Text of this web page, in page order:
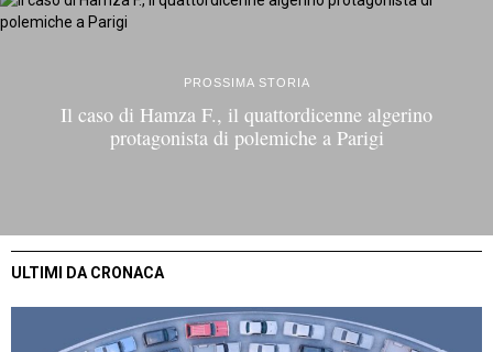
PROSSIMA STORIA
Il caso di Hamza F., il quattordicenne algerino
protagonista di polemiche a Parigi
ULTIMI DA CRONACA